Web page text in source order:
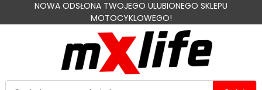
NOWA ODSŁONA TWOJEGO ULUBIONEGO SKLEPU
MOTOCYKLOWEGO!